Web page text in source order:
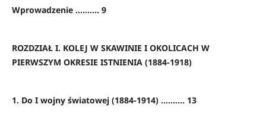
Wprowadzenie .......... 9
ROZDZIAŁ I. KOLEJ W SKAWINIE I OKOLICACH W
PIERWSZYM OKRESIE ISTNIENIA (1884-1918)
1. Do I wojny światowej (1884-1914) .......... 13